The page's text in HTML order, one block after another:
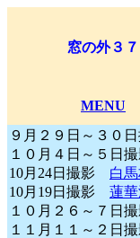
窓の外３７
MENU
９月２９日～３０
１０月４日～５日
10月24日撮影 白
10月19日撮影 蓮
１０月２６～７日
１１月１１～２日